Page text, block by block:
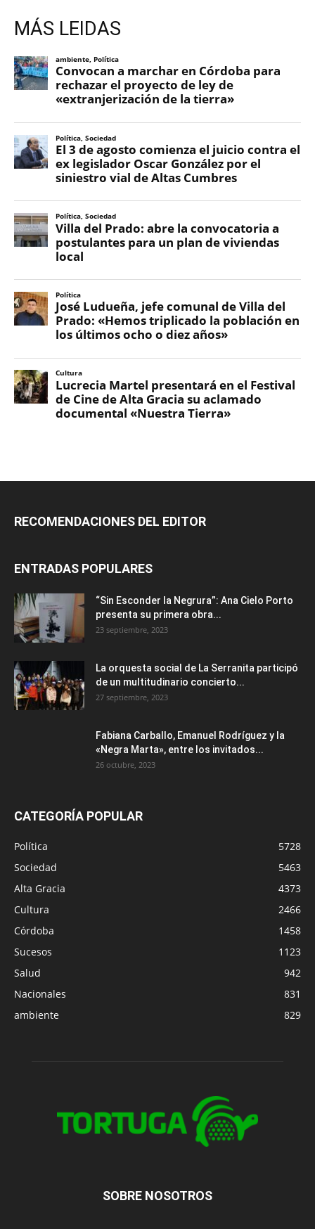
MÁS LEIDAS
RECOMENDACIONES DEL EDITOR
ENTRADAS POPULARES
“Sin Esconder la Negrura”: Ana Cielo Porto
presenta su primera obra...
23 septiembre, 2023
La orquesta social de La Serranita participó
de un multitudinario concierto...
27 septiembre, 2023
Fabiana Carballo, Emanuel Rodríguez y la
«Negra Marta», entre los invitados...
26 octubre, 2023
CATEGORÍA POPULAR
Política
5728
Sociedad
5463
Alta Gracia
4373
Cultura
2466
Córdoba
1458
Sucesos
1123
Salud
942
Nacionales
831
ambiente
829
SOBRE NOSOTROS